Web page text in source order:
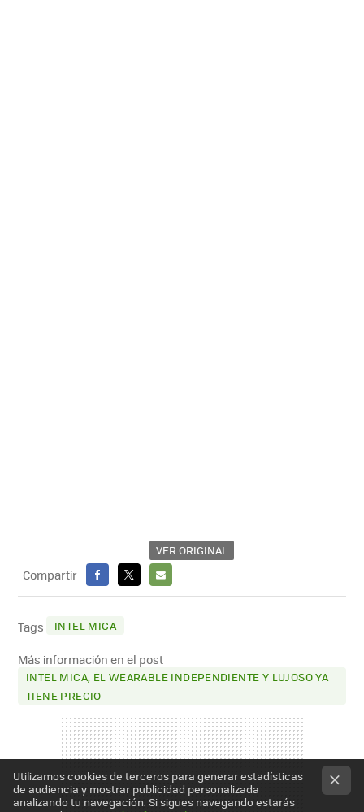
VER ORIGINAL
Compartir
FACEBOOK
X
E-
Tags INTEL MICA
Más información en el post
INTEL MICA, EL WEARABLE INDEPENDIENTE Y LUJOSO YA
TIENE PRECIO
Utilizamos cookies de terceros para generar estadísticas
de audiencia y mostrar publicidad personalizada
analizando tu navegación. Si sigues navegando estarás